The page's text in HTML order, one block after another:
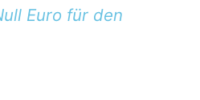
Euro für den